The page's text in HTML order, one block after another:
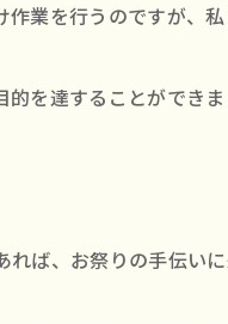
業を行うのですが、
を達することができ
ば、お祭りの手伝い